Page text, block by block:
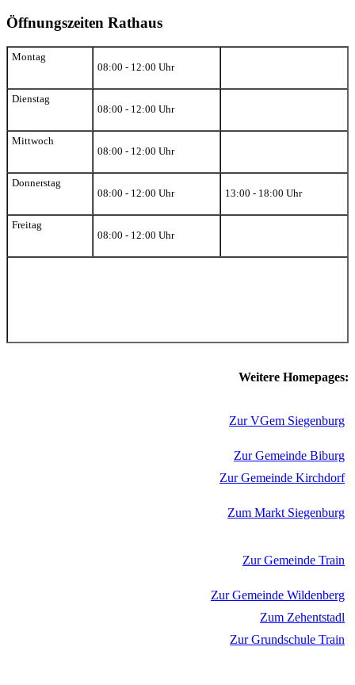
Öffnungszeiten Rathaus
Montag
08:00 - 12:00 Uhr
Dienstag
08:00 - 12:00 Uhr
Mittwoch
08:00 - 12:00 Uhr
Donnerstag
08:00 - 12:00 Uhr
13:00 - 18:00 Uhr
Freitag
08:00 - 12:00 Uhr
Weitere Homepages:
Zur VGem Siegenburg
Zur Gemeinde Biburg
Zur Gemeinde Kirchdorf
Zum Markt Siegenburg
Zur Gemeinde Train
Zur Gemeinde Wildenberg
Zum Zehentstadl
Zur Grundschule Train